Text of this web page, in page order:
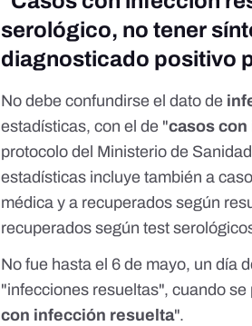
serológico, no tener
diagnosticado positivo
No debe confundirse el dato de
estadísticas, con el de "casos
protocolo del Ministerio de Sanidad
estadísticas incluye también a
médica y a recuperados según
recuperados según test
No fue hasta el 6 de mayo, un día
"infecciones resueltas", cuando se
con infección resuelta".